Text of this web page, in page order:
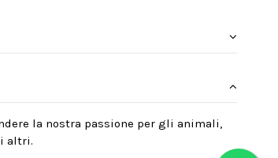
la nostra passione per gli animali,
altri.